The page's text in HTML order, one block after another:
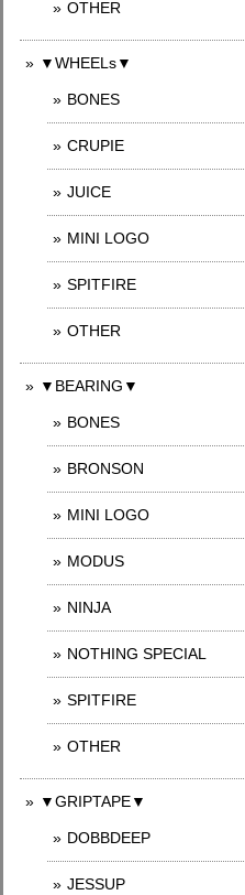
OTHER
▼WHEELs▼
BONES
CRUPIE
JUICE
MINI LOGO
SPITFIRE
OTHER
▼BEARING▼
BONES
BRONSON
MINI LOGO
MODUS
NINJA
NOTHING SPECIAL
SPITFIRE
OTHER
▼GRIPTAPE▼
DOBBDEEP
JESSUP